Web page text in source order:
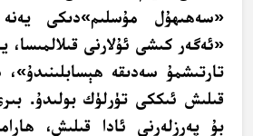
«سەھىھۇل مۇسلىم»دىكى
«ئەگەر كىشى ئۇلارنى قىلالمىسا،
تارتىشمۇ سەدىقە
قىلىش ئىككى تۈرلۈك بولىدۇ.
بۇ پەرزلەرنى ئادا قىلىش،